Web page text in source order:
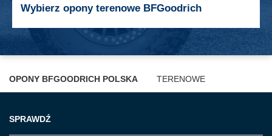
Wybierz opony terenowe BFGoodrich
OPONY BFGOODRICH POLSKA TERENOWE
SPRAWDŹ